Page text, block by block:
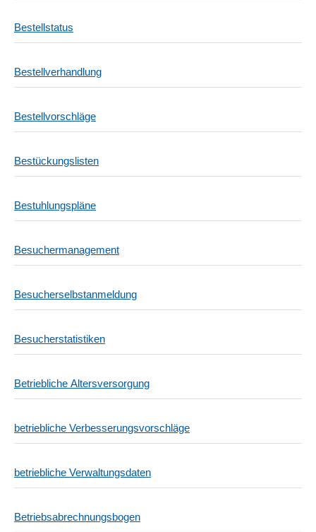
Bestellstatus
Bestellverhandlung
Bestellvorschläge
Bestückungslisten
Bestuhlungspläne
Besuchermanagement
Besucherselbstanmeldung
Besucherstatistiken
Betriebliche Altersversorgung
betriebliche Verbesserungsvorschläge
betriebliche Verwaltungsdaten
Betriebsabrechnungsbogen